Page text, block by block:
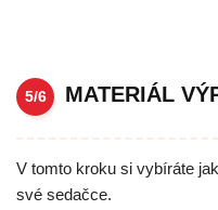
5/6 MATERIÁL
V tomto kroku si vybíráte
své sedačce.